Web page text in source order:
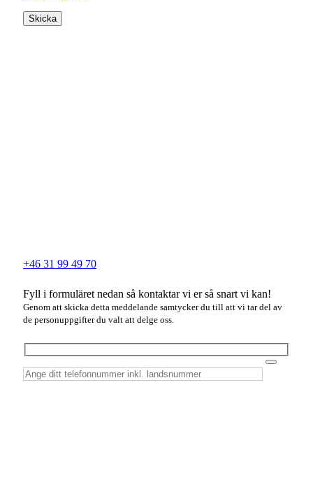
Skicka
+46 31 99 49 70
Fyll i formuläret nedan så kontaktar vi er så snart vi kan!
Genom att skicka detta meddelande samtycker du till att vi tar del av
de personuppgifter du valt att delge oss.